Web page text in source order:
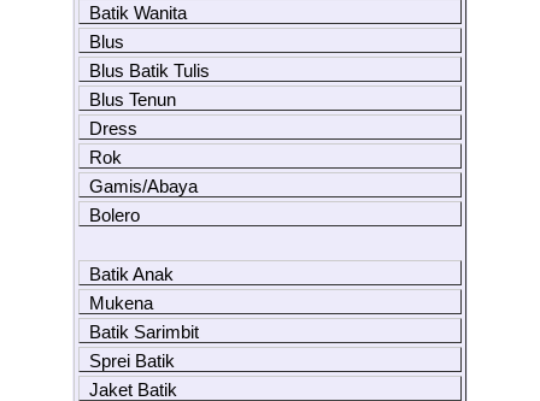
Batik Wanita
Blus
Blus Batik Tulis
Blus Tenun
Dress
Rok
Gamis/Abaya
Bolero
Batik Anak
Mukena
Batik Sarimbit
Sprei Batik
Jaket Batik